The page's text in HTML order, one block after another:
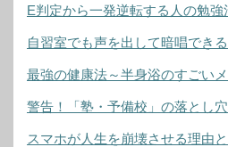
E判定から一発逆転する人の勉強
自習室でも声を出して暗唱でき
最強の健康法～半身浴のすごい
警告！「塾・予備校」の落とし
スマホが人生を崩壊させる理由